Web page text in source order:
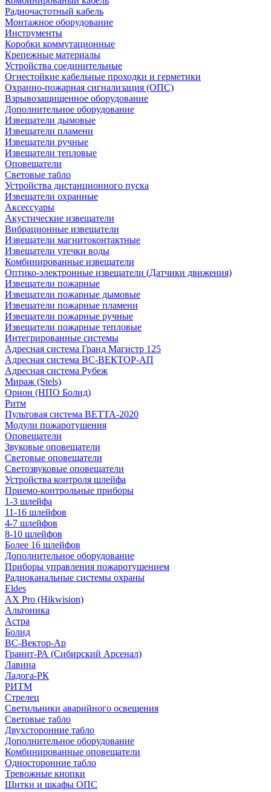
Радиочастотный кабель
Монтажное оборудование
Инструменты
Коробки коммутационные
Крепежные материалы
Устройства соединительные
Огнестойкие кабельные проходки и герметики
Охранно-пожарная сигнализация (ОПС)
Взрывозащищенное оборудование
Дополнительное оборудование
Извещатели дымовые
Извещатели пламени
Извещатели ручные
Извещатели тепловые
Оповещатели
Световые табло
Устройства дистанционного пуска
Извещатели охранные
Аксессуары
Акустические извещатели
Вибрационные извещатели
Извещатели магнитоконтактные
Извещатели утечки воды
Комбинированные извещатели
Оптико-электронные извещатели (Датчики движения)
Извещатели пожарные
Извещатели пожарные дымовые
Извещатели пожарные пламени
Извещатели пожарные ручные
Извещатели пожарные тепловые
Интегрированные системы
Адресная система Гранд Магистр 125
Адресная система ВС-ВЕКТОР-АП
Адресная система Рубеж
Мираж (Stels)
Орион (НПО Болид)
Ритм
Пультовая система ВЕТТА-2020
Модули пожаротушения
Оповещатели
Звуковые оповещатели
Световые оповещатели
Светозвуковые оповещатели
Устройства контроля шлейфа
Приемо-контрольные приборы
1-3 шлейфа
11-16 шлейфов
4-7 шлейфов
8-10 шлейфов
Более 16 шлейфов
Дополнительное оборудование
Приборы управления пожаротушением
Радиоканальные системы охраны
Eldes
AX Pro (Hikwision)
Альтоника
Астра
Болид
ВС-Вектор-Ар
Гранит-РА (Сибирский Арсенал)
Лавина
Ладога-РК
РИТМ
Стрелец
Светильники аварийного освещения
Световые табло
Двухсторонние табло
Дополнительное оборудование
Комбинированные оповещатели
Односторонние табло
Тревожные кнопки
Щитки и шкафы ОПС